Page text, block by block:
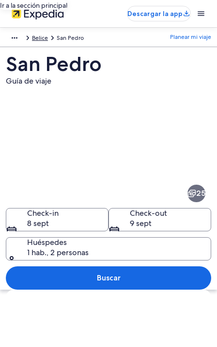
Ir a la sección principal
Descargar la app
Belice San Pedro Planear mi viaje
San Pedro
Guía de viaje
Una playa tropical con aguas
25
Check-in
8 sept
Check-out
9 sept
Huéspedes
1 hab., 2 personas
Buscar
Ver mapa